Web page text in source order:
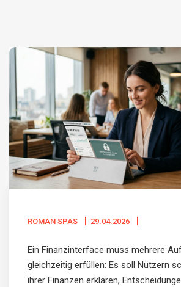
ROMAN SPAS 29.04.2026
Ein Finanzinterface muss mehrere
gleichzeitig erfüllen: Es soll Nutzern
ihrer Finanzen erklären,